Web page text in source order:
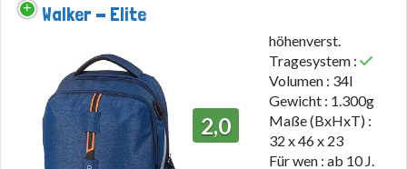
Walker - Elite
2,0
höhenverst.
Tragesystem :
Volumen : 34l
Gewicht : 1.300g
Maße (BxHxT) :
32 x 46 x 23
Für wen : ab 10 J.